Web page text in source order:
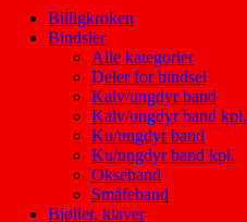
Billigkroken
Bindsler
Alle kategorier
Deler for bindsel
Kalv/ungdyr band
Kalv/ungdyr band kpl.
Ku/ungdyr band
Ku/ungdyr band kpl.
Okseband
Småfeband
Bjøller, klaver